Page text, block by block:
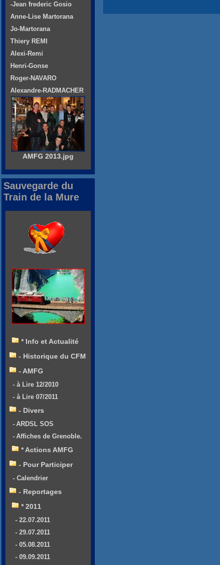
-Jean frederic Gosio
Anne-Lise Martorana
Jo-Martorana
Thiery REMI
Alexi-Remi
Henri-Gonse
Roger-NAVARO
Alexandre-RADMACHER
AMFG 2013.jpg
Sauvegarde du
Train de la Mure
* Info et Actualité
- Historique du CFM
- AMFG
- à Lire 12/2010
- à Lire 07/2011
- Divers
- ARDSL SOS
- Affiches de Grenoble.
* Actions AMFG
- Pour Participer
- Calendrier
- Reportages
* 2011
- 22.07.2011
- 29.07.2011
- 05.08.2011
- 09.09.2011